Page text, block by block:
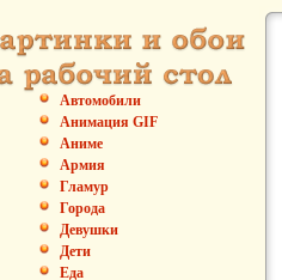
Автомобили
Анимация GIF
Аниме
Армия
Гламур
Города
Девушки
Дети
Еда